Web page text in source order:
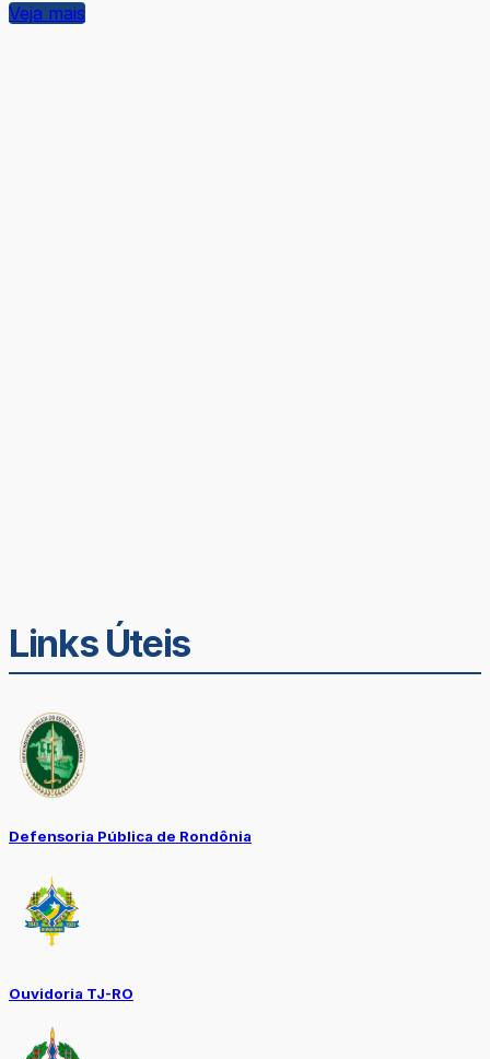
Veja mais
Links Úteis
Defensoria Pública de Rondônia
Ouvidoria TJ-RO